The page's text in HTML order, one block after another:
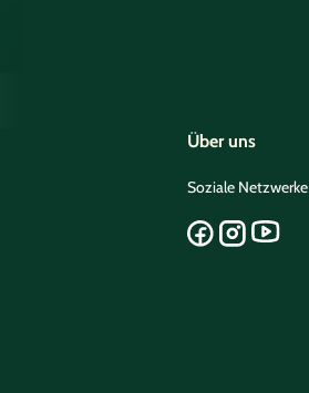
Über uns
Soziale Netzwerke